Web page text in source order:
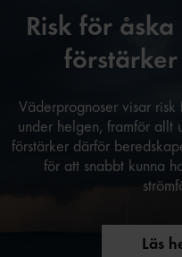
Risk för
Väderprognoser visar
under helgen, framför allt
förstärker därför
för att snabbt kunna
Läs